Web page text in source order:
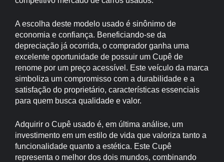
A escolha deste modelo usado é sinônimo de
economia e confiança. Beneficiando-se da
depreciação já ocorrida, o comprador ganha uma
excelente oportunidade de possuir um Cupê de
renome por um preço acessível. Este veículo da marca
simboliza um compromisso com a durabilidade e a
satisfação do proprietário, características essenciais
para quem busca qualidade e valor.
Adquirir o Cupê usado é, em última análise, um
investimento em um estilo de vida que valoriza tanto a
funcionalidade quanto a estética. Este Cupê
representa o melhor dos dois mundos, combinando